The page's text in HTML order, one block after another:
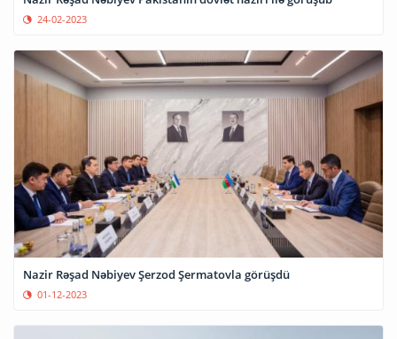
24-02-2023
Nazir Rəşad Nəbiyev Şerzod Şermatovla görüşdü
01-12-2023